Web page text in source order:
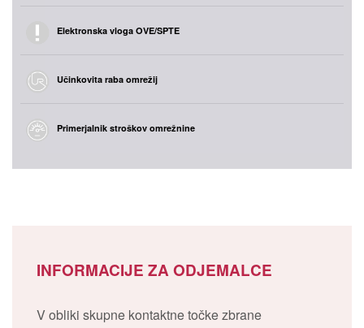
Elektronska vloga OVE/SPTE
Učinkovita raba omrežij
Primerjalnik stroškov omrežnine
INFORMACIJE ZA ODJEMALCE
V obliki skupne kontaktne točke zbrane